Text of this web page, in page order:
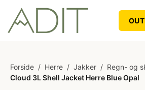
Forside / Herre / Jakker / Regn- og
Cloud 3L Shell Jacket Herre Blue Opal